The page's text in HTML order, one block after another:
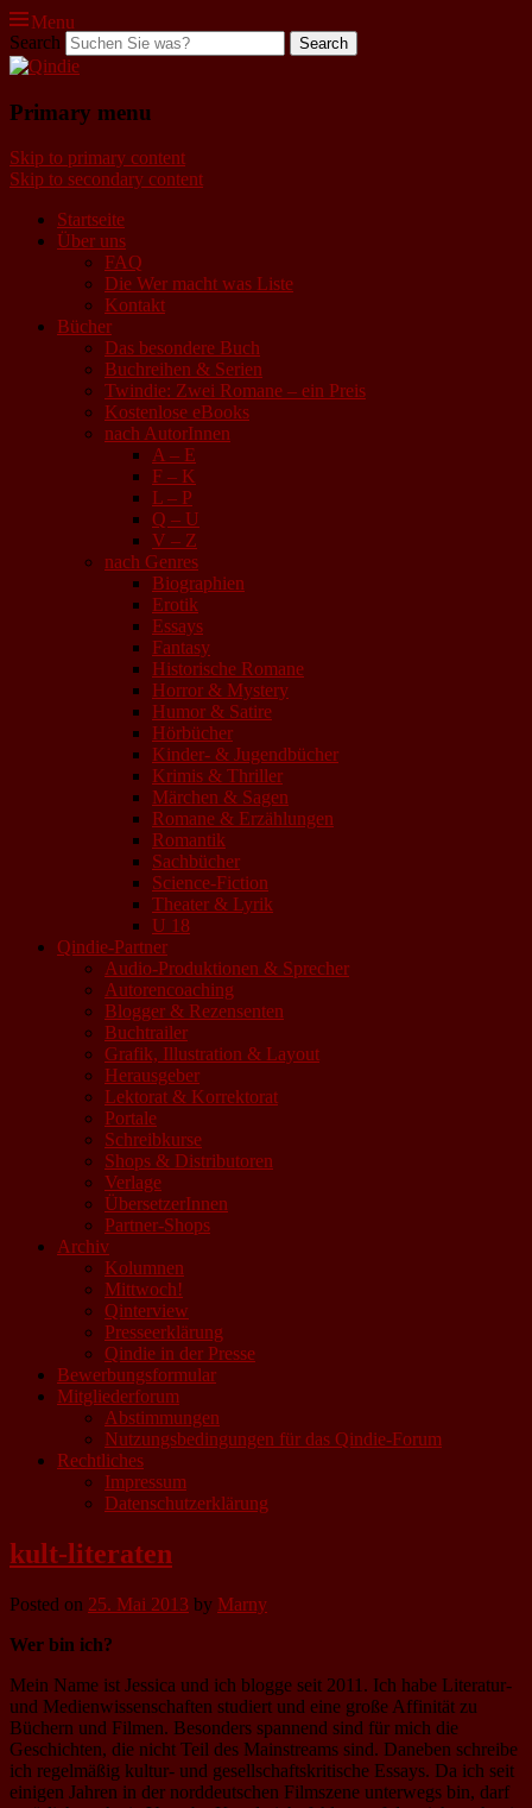
Menu
Qindie
Search
Primary menu
Skip to primary content
Skip to secondary content
Startseite
Über uns
FAQ
Die Wer macht was Liste
Kontakt
Bücher
Das besondere Buch
Buchreihen & Serien
Twindie: Zwei Romane – ein Preis
Kostenlose eBooks
nach AutorInnen
A – E
F – K
L – P
Q – U
V – Z
nach Genres
Biographien
Erotik
Essays
Fantasy
Historische Romane
Horror & Mystery
Humor & Satire
Hörbücher
Kinder- & Jugendbücher
Krimis & Thriller
Märchen & Sagen
Romane & Erzählungen
Romantik
Sachbücher
Science-Fiction
Theater & Lyrik
U 18
Qindie-Partner
Audio-Produktionen & Sprecher
Autorencoaching
Blogger & Rezensenten
Buchtrailer
Grafik, Illustration & Layout
Herausgeber
Lektorat & Korrektorat
Portale
Schreibkurse
Shops & Distributoren
Verlage
ÜbersetzerInnen
Partner-Shops
Archiv
Kolumnen
Mittwoch!
Qinterview
Presseerklärung
Qindie in der Presse
Bewerbungsformular
Mitgliederforum
Abstimmungen
Nutzungsbedingungen für das Qindie-Forum
Rechtliches
Impressum
Datenschutzerklärung
kult-literaten
Posted on 25. Mai 2013 by Marny
Wer bin ich?
Mein Name ist Jessica und ich blogge seit 2011. Ich habe Literatur-
und Medienwissenschaften studiert und eine große Affinität zu
Büchern und Filmen. Besonders spannend sind für mich die
Geschichten, die nicht Teil des Mainstreams sind. Daneben schreibe
ich regelmäßig kultur- und gesellschaftskritische Essays. Da ich seit
einigen Jahren in der norddeutschen Filmszene unterwegs bin, darf